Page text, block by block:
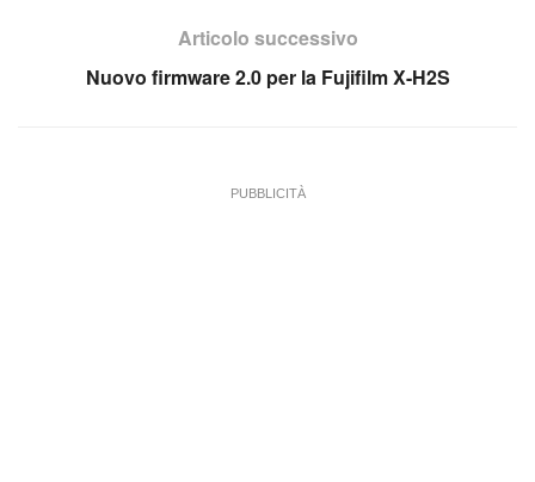
Articolo successivo
Nuovo firmware 2.0 per la Fujifilm X-H2S
PUBBLICITÀ